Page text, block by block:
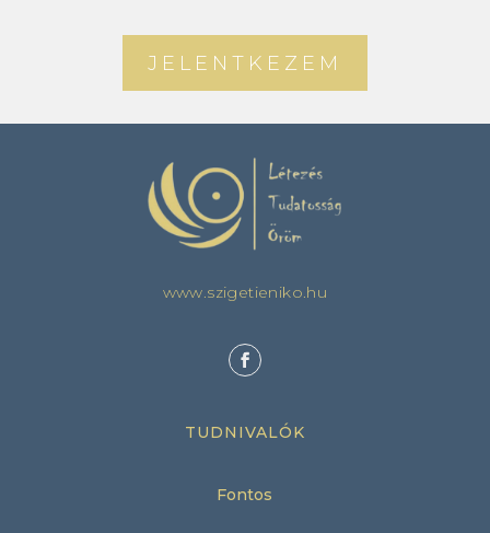
JELENTKEZEM
www.szigetieniko.hu
TUDNIVALÓK
Fontos